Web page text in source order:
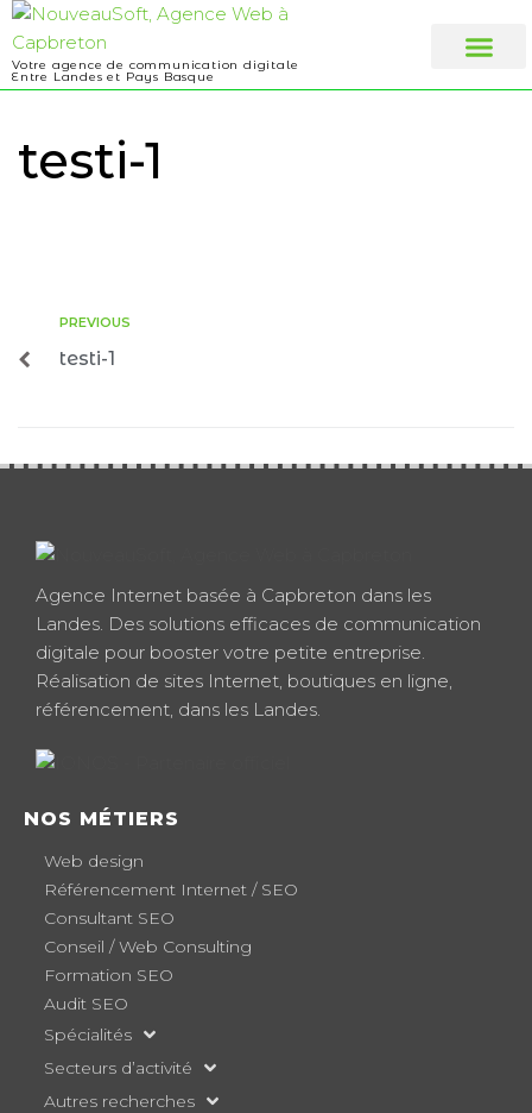
Votre agence de communication digitale
Entre Landes et Pays Basque
testi-1
PREVIOUS
testi-1
Agence Internet basée à Capbreton dans les
Landes. Des solutions efficaces de communication
digitale pour booster votre petite entreprise.
Réalisation de sites Internet, boutiques en ligne,
référencement, dans les Landes.
NOS MÉTIERS
Web design
Référencement Internet / SEO
Consultant SEO
Conseil / Web Consulting
Formation SEO
Audit SEO
Spécialités
Secteurs d’activité
Autres recherches